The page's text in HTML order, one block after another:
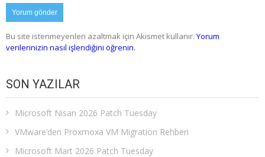
Bu site istenmeyenleri azaltmak için Akismet kullanır. Yorum
verilerinizin nasıl işlendiğini öğrenin.
SON YAZILAR
Microsoft Nisan 2026 Patch Tuesday
VMware’den Proxmoxa VM Migration Rehberi
Microsoft Mart 2026 Patch Tuesday